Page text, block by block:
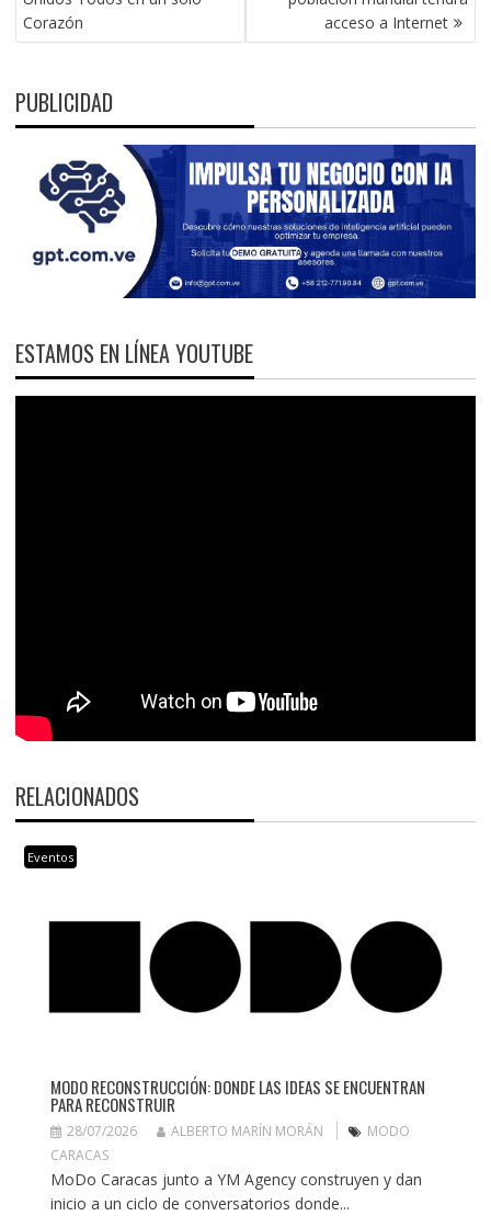
ENTRADAS
Corazón
acceso a Internet
PUBLICIDAD
ESTAMOS EN LÍNEA YOUTUBE
RELACIONADOS
Eventos
MODO RECONSTRUCCIÓN: DONDE LAS IDEAS SE ENCUENTRAN
PARA RECONSTRUIR
28/07/2026 ALBERTO MARÍN MORÁN
MODO
CARACAS
MoDo Caracas junto a YM Agency construyen y dan
inicio a un ciclo de conversatorios donde...